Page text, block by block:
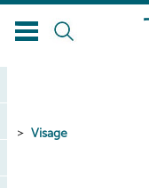
Visage